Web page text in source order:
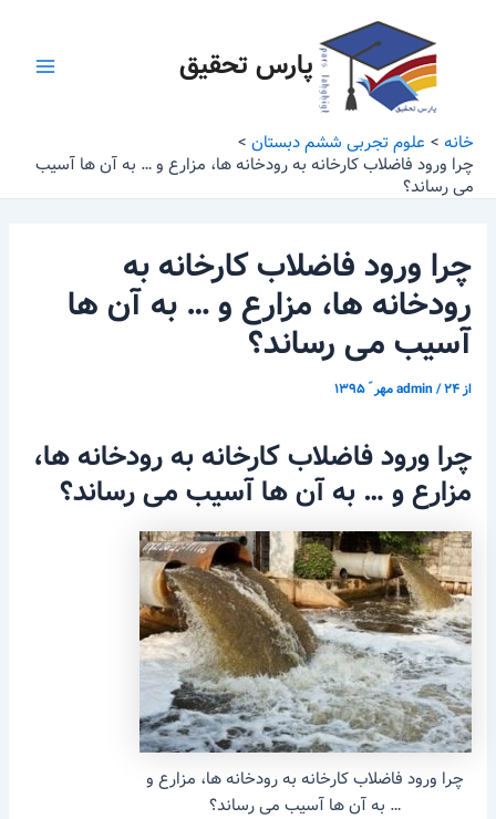
پارس تحقیق
خانه
علوم تجربی ششم دبستان
چرا ورود فاضلاب کارخانه به رودخانه ها، مزارع و … به آن ها آسیب
می رساند؟
چرا ورود فاضلاب کارخانه به
رودخانه ها، مزارع و … به آن ها
آسیب می رساند؟
از admin/۲۴ مهر ّ ۱۳۹۵
چرا ورود فاضلاب کارخانه به رودخانه ها،
مزارع و … به آن ها آسیب می رساند؟
چرا ورود فاضلاب کارخانه به رودخانه ها، مزارع و
… به آن ها آسیب می رساند؟